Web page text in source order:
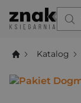
Katalog